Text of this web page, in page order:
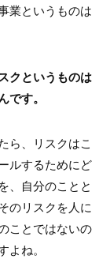
業というものは
クというものは
す。
ら、リスクはこ
ルするためにど
、自分のことと
のリスクを人に
ことではないの
ね。